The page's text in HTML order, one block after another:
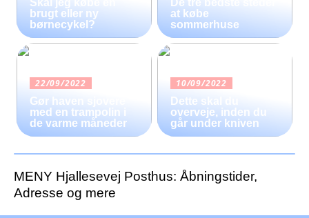
Skal jeg købe en
brugt eller ny
børnecykel?
De tre bedste steder
at købe
sommerhuse
22/09/2022
Gør haven sjovere
med en trampolin i
de varme måneder
10/09/2022
Dette skal du
overveje, inden du
går under kniven
MENY Hjallesevej Posthus: Åbningstider,
Adresse og mere